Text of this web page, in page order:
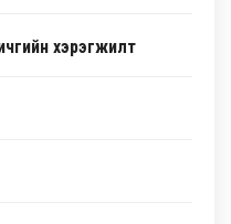
хэрэгжилт